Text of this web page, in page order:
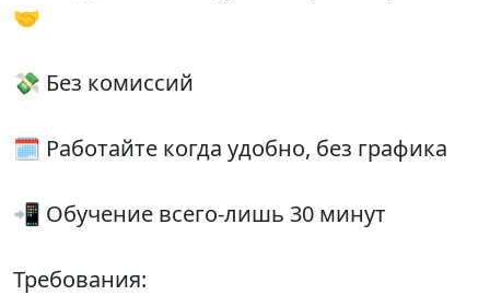
🤝
💸 Без комиссий
🗓 Работайте когда удобно, без графика
📲 Обучение всего-лишь 30 минут
Требования: